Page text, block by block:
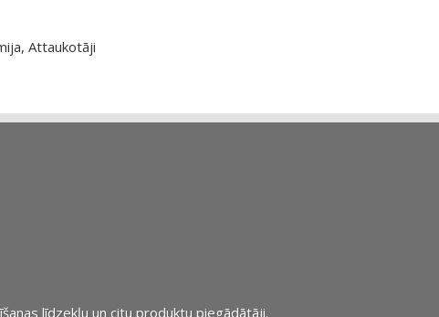
Attaukotāji
līdzekļu un citu produktu piegādātāji.